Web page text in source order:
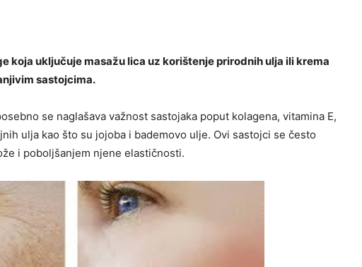
koja uključuje masažu lica uz korištenje prirodnih ulja ili krema
sastojcima.
se naglašava važnost sastojaka poput kolagena, vitamina E,
ulja kao što su jojoba i bademovo ulje. Ovi sastojci se često
i poboljšanjem njene elastičnosti.